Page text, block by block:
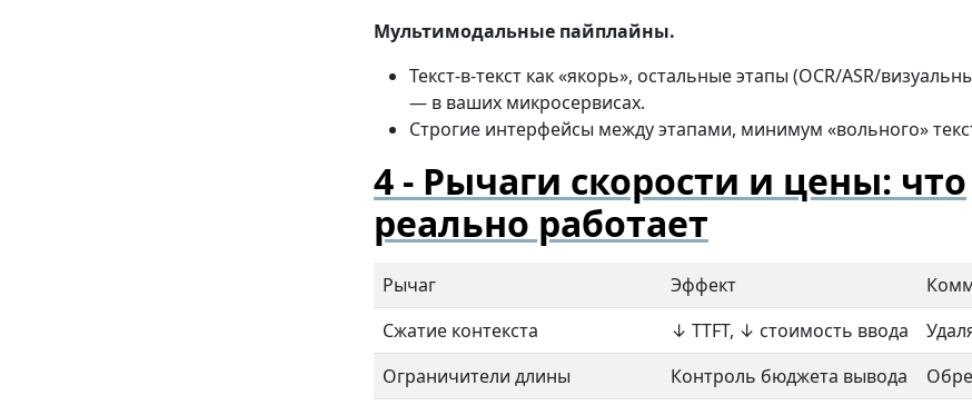
Мультимодальные пайплайны.
Текст-в-текст как «якорь», остальные этапы (OCR/ASR/
— в ваших микросервисах.
Строгие интерфейсы между этапами, минимум «вольного»
Рычаги скорости и цены: что
реально работает
Рычаг Эффект
Сжатие контекста
↓ TTFT, ↓ стоимость ввода
Ограничители длины
Контроль бюджета вывода